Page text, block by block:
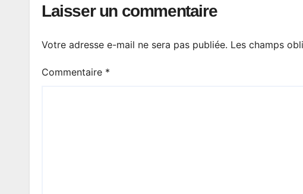
Laisser un commentaire
Votre adresse e-mail ne sera pas publiée. Les champs
Commentaire *